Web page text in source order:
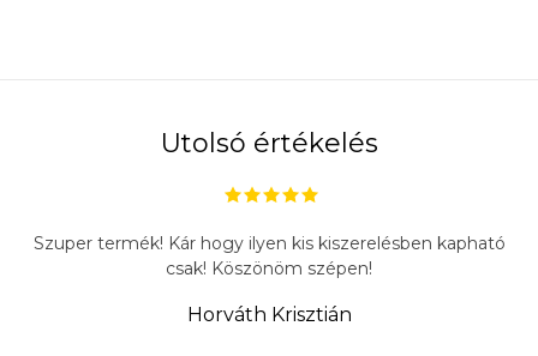
Utolsó értékelés
Szuper termék! Kár hogy ilyen kis kiszerelésben kapható
csak! Köszönöm szépen!
Horváth Krisztián